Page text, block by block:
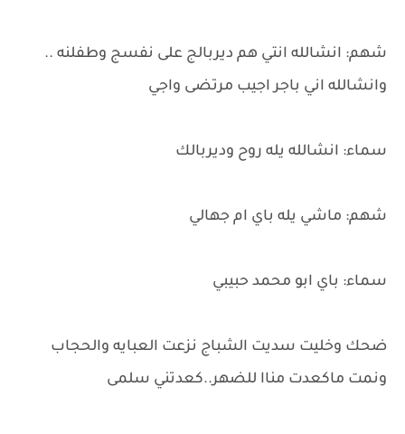
شهم: انشالله انتي هم ديربالج على نفسج وطفلنه ..
وانشالله اني باجر اجيب مرتضى واجي
سماء: انشالله يله روح وديربالك
شهم: ماشي يله باي ام جهالي
سماء: باي ابو محمد حبيبي
ضحك وخليت سديت الشباج نزعت العبايه والحجاب
ونمت ماكعدت مناا للضهر..كعدتني سلمى